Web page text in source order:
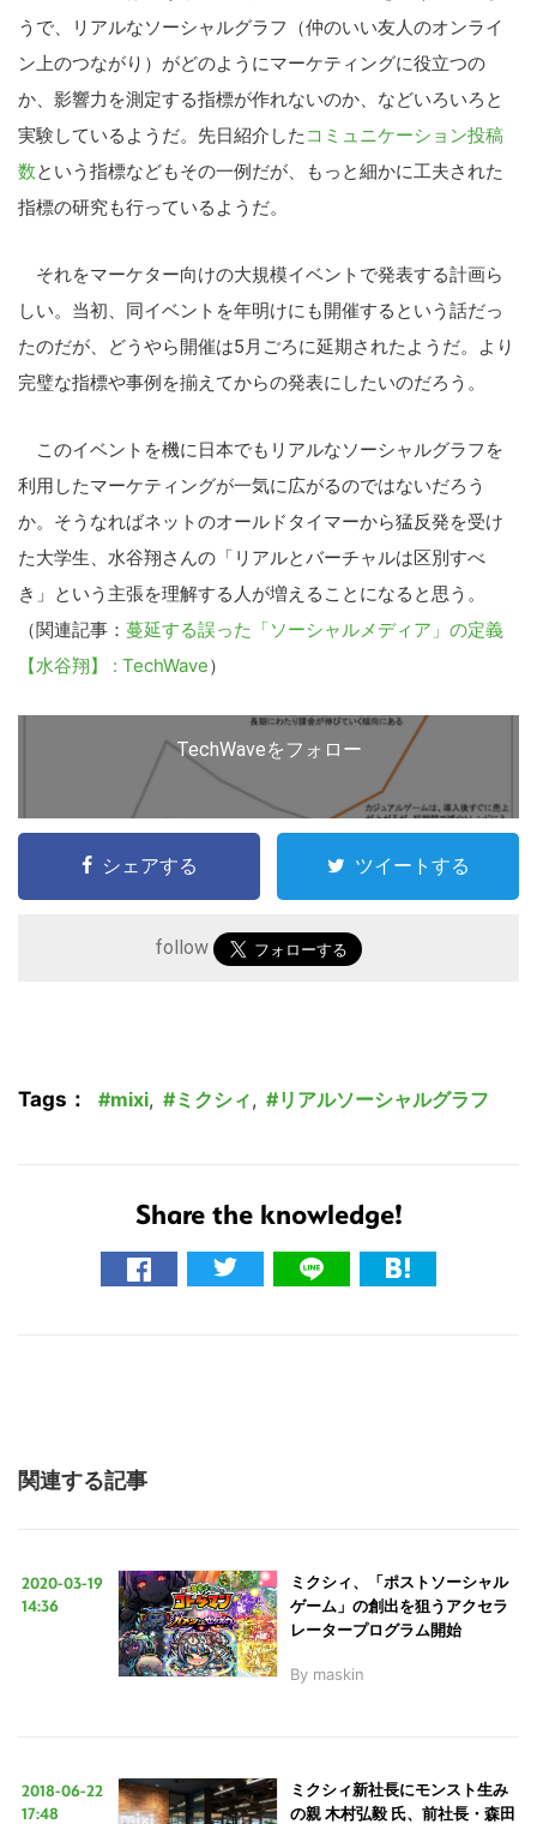
うで、リアルなソーシャルグラフ（仲のいい友人のオンライ
ン上のつながり）がどのようにマーケティングに役立つの
か、影響力を測定する指標が作れないのか、などいろいろと
実験しているようだ。先日紹介した コミュニケーション投稿
数という指標などもその一例だが、もっと細かに工夫された
指標の研究も行っているようだ。
それをマーケター向けの大規模イベントで発表する計画ら
しい。当初、同イベントを年明けにも開催するという話だっ
たのだが、どうやら開催は5月ごろに延期されたようだ。より
完璧な指標や事例を揃えてからの発表にしたいのだろう。
このイベントを機に日本でもリアルなソーシャルグラフを
利用したマーケティングが一気に広がるのではないだろう
か。そうなればネットのオールドタイマーから猛反発を受け
た大学生、水谷翔さんの「リアルとバーチャルは区別すべ
き」という主張を理解する人が増えることになると思う。
（関連記事： 蔓延する誤った「ソーシャルメディア」の定義
【水谷翔】 : TechWave）
TechWaveをフォロー
シェアする ツイートする
follow
Tags： mixi, ミクシィ, リアルソーシャルグラフ
Share the knowledge!
関連する記事
2020-03-19
14:36
ミクシィ、「ポストソーシャル
ゲーム」の創出を狙うアクセラ
レータープログラム開始
By maskin
2018-06-22
17:48
ミクシィ新社長にモンスト生み
の親 木村弘毅 氏、前社長・森田
の
サ
イ
ト
を
検
索
る